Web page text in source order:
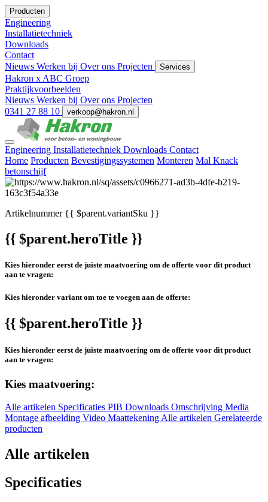
Producten
Engineering
Installatietechniek
Downloads
Contact
Nieuws Werken bij Over ons Projecten Services
Hakron x ABC Groep
Praktijkvoorbeelden
Nieuws Werken bij Over ons Projecten
0341 27 88 10
verkoop@hakron.nl
Engineering Installatietechniek Downloads Contact
Home Producten Bevestigingssystemen Monteren Mal Knack
betonschijf
Artikelnummer{{ $parent.variantSku }}
{{ $parent.heroTitle }}
Kies hieronder eerst de juiste maatvoering om de offerte voor dit product
aan te vragen:
Kies hieronder variant om toe te voegen aan de offerte:
{{ $parent.heroTitle }}
Kies hieronder eerst de juiste maatvoering om de offerte voor dit product
aan te vragen:
Kies maatvoering:
Alle artikelen Specificaties PIB Downloads Omschrijving Media
Montage afbeelding Video MaattekeningAlle artikelen Gerelateerde
producten
Alle artikelen
Specificaties